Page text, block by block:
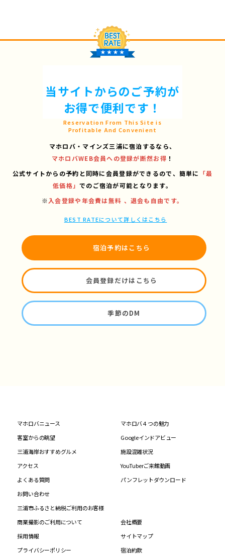
当サイトからのご予約が
お得で便利です！
Reservation From This Site is
Profitable And Convenient
マホロバ・マインズ三浦に宿泊するなら、
マホロバWEB会員への登録が断然お得 ！
公式サイトからの予約と同時に会員登録ができるので、 簡単に 「最
低価格」でのご宿泊が可能となります。
※ 入会登録や年会費は無料 、退会も自由です。
BEST RATEについて詳しくはこちら
宿泊予約はこちら
会員登録だけはこちら
季節のDM
マホロバニュース
マホロバ４つの魅力
客室からの眺望
Googleインドアビュー
三浦海岸おすすめグルメ
施設混雑状況
アクセス
YouTuberご来館動画
よくある質問
パンフレットダウンロード
お問い合わせ
三浦市ふるさと納税ご利用のお客様
商業撮影のご利用について
会社概要
採用情報
サイトマップ
プライバシーポリシー
宿泊約款